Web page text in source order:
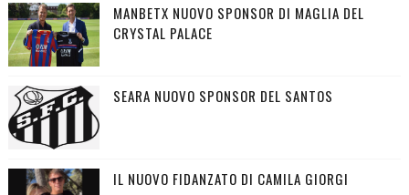
MANBETX NUOVO SPONSOR DI MAGLIA DEL
CRYSTAL PALACE
SEARA NUOVO SPONSOR DEL SANTOS
IL NUOVO FIDANZATO DI CAMILA GIORGI